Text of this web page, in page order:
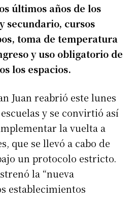
últimos años de los
secundario, cursos
toma de temperatura
y uso obligatorio de
los espacios.
Juan reabrió este lunes
y se convirtió así
la vuelta a
que se llevó a cabo de
un protocolo estricto.
la “nueva
establecimientos